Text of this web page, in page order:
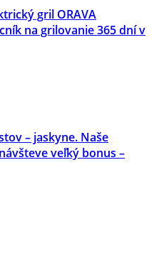
gril ORAVA
na grilovanie 365 dní v
– jaskyne. Naše
veľký bonus –